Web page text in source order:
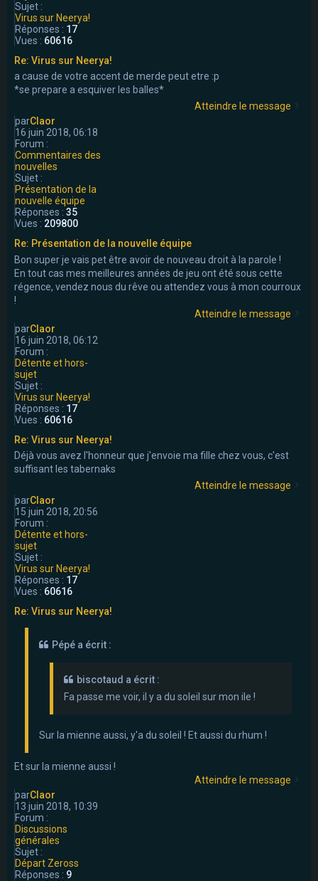
Sujet :
Virus sur Neerya!
Réponses : 17
Vues : 60616
Re: Virus sur Neerya!
a cause de votre accent de merde peut etre :p
*se prepare a esquiver les balles*
Atteindre le message
parClaor
16 juin 2018, 06:18
Forum :
Commentaires des
nouvelles
Sujet :
Présentation de la
nouvelle équipe
Réponses : 35
Vues : 209800
Re: Présentation de la nouvelle équipe
Bon super je vais pet être avoir de nouveau droit à la parole !
En tout cas mes meilleures années de jeu ont été sous cette
régence, vendez nous du rêve ou attendez vous à mon courroux
!
Atteindre le message
parClaor
16 juin 2018, 06:12
Forum :
Détente et hors-
sujet
Sujet :
Virus sur Neerya!
Réponses : 17
Vues : 60616
Re: Virus sur Neerya!
Déjà vous avez l'honneur que j'envoie ma fille chez vous, c'est
suffisant les tabernaks
Atteindre le message
parClaor
15 juin 2018, 20:56
Forum :
Détente et hors-
sujet
Sujet :
Virus sur Neerya!
Réponses : 17
Vues : 60616
Re: Virus sur Neerya!
Pépé a écrit :
biscotaud a écrit :
Fa passe me voir, il y a du soleil sur mon ile !
Sur la mienne aussi, y'a du soleil ! Et aussi du rhum !
Et sur la mienne aussi !
Atteindre le message
parClaor
13 juin 2018, 10:39
Forum :
Discussions
générales
Sujet :
Départ Zeross
Réponses : 9